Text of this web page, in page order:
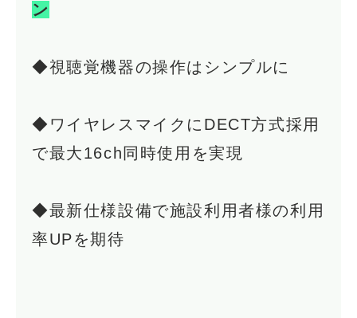
ン
◆視聴覚機器の操作はシンプルに
◆ワイヤレスマイクにDECT方式採用
で最大16ch同時使用を実現
◆最新仕様設備で施設利用者様の利用
率UPを期待